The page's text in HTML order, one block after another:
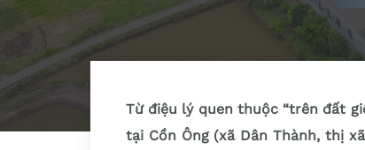
Từ điệu lý quen thuộc “trên đất
tại Cồn Ông (xã Dân Thành, thị